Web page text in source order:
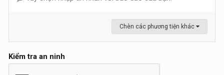
Chèn các phương tiện khác
Kiểm tra an ninh